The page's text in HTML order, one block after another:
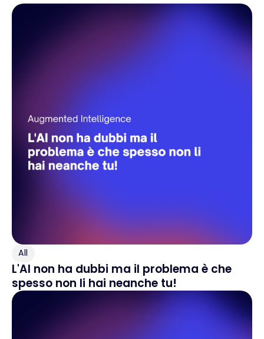
All
L'AI non ha dubbi ma il problema è che
spesso non li hai neanche tu!